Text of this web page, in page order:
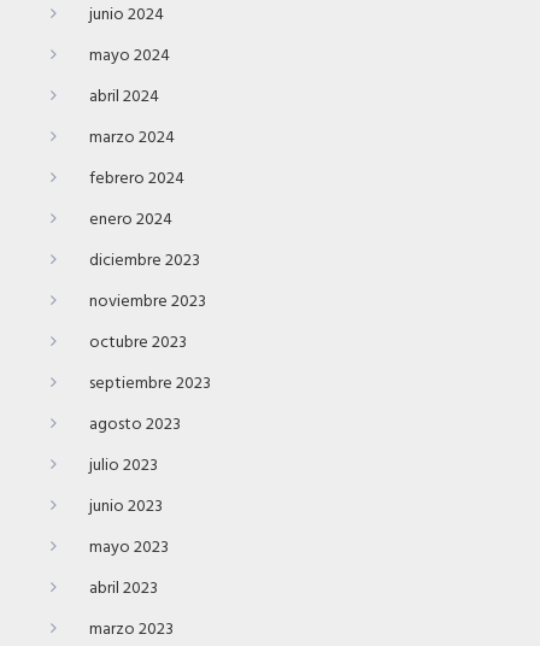
junio 2024
mayo 2024
abril 2024
marzo 2024
febrero 2024
enero 2024
diciembre 2023
noviembre 2023
octubre 2023
septiembre 2023
agosto 2023
julio 2023
junio 2023
mayo 2023
abril 2023
marzo 2023